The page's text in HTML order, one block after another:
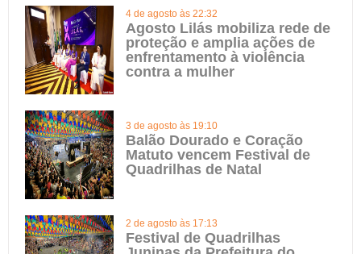
4 de agosto às 22:32
Agosto Lilás mobiliza rede de
proteção e amplia ações de
enfrentamento à violência
contra a mulher
3 de agosto às 19:10
Balão Dourado e Coração
Matuto vencem Festival de
Quadrilhas de Natal
2 de agosto às 17:13
Festival de Quadrilhas